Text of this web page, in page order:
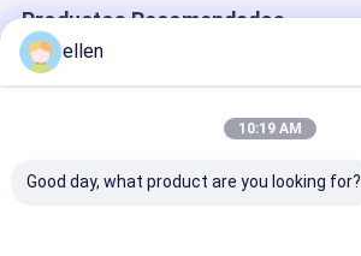
Productos Recomendados
ellen
10:19 AM
Good day, what product are you looking for?